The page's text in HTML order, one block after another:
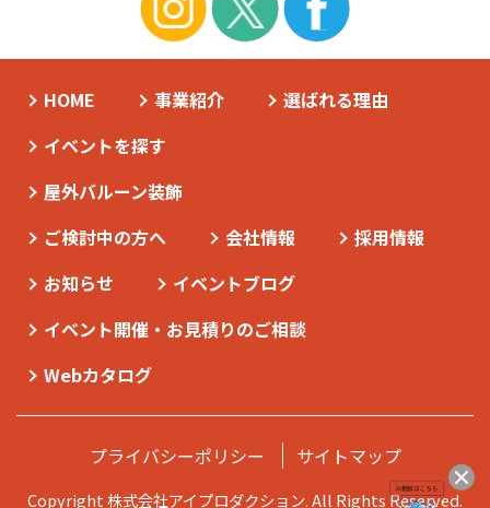
HOME 事業紹介
選ばれる理由
イベントを探す
屋外バルーン装飾
ご検討中の方へ
会社情報
採用情報
お知らせ
イベントブログ
イベント開催・お見積りのご相談
Webカタログ
プライバシーポリシー サイトマップ
Copyright 株式会社アイプロダクション. All Rights Reserved.